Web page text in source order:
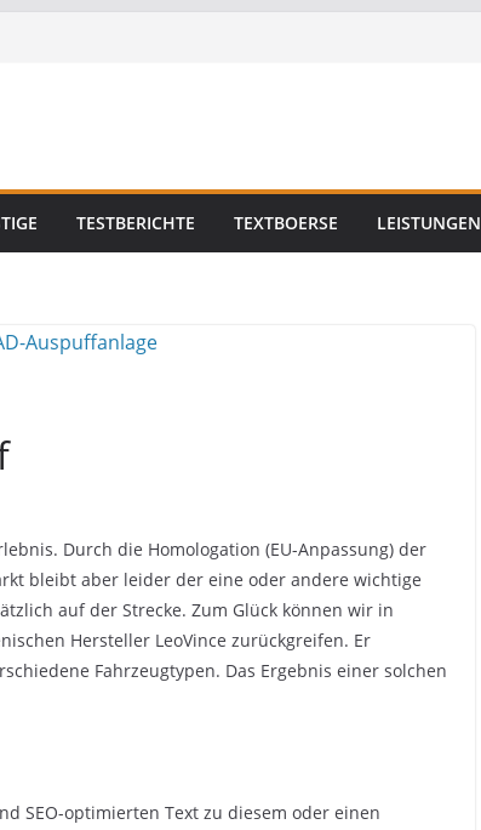
TESTBERICHTE TEXTBOERSE LEISTUNGEN
Durch die Homologation (EU-Anpassung) der
bleibt aber leider der eine oder andere wichtige
auf der Strecke. Zum Glück können wir in
Hersteller LeoVince zurückgreifen. Er
Fahrzeugtypen. Das Ergebnis einer solchen
SEO-optimierten Text zu diesem oder einen